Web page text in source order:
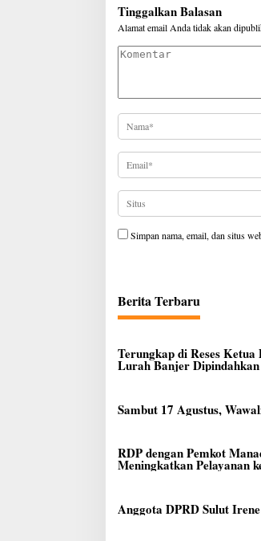
Tinggalkan Balasan
Alamat email Anda tidak akan
Simpan nama, email, dan situs
Berita Terbaru
Terungkap di Reses
Lurah Banjer
Sambut 17 Agustus,
RDP dengan Pemkot
Meningkatkan Pelayanan
Anggota DPRD Sulut